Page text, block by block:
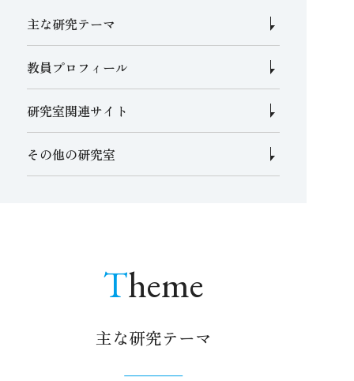
主な研究テーマ
教員プロフィール
研究室関連サイト
その他の研究室
Theme
主な研究テーマ